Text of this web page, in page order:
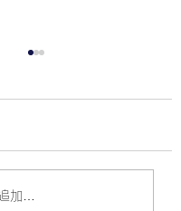
本語スラング
加…